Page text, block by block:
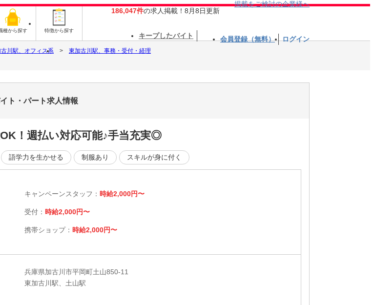
種から探す 特徴から探す
186,047件の求人掲載！8月8日更新
掲載をご検討の企業様へ
キープしたバイト 会員登録（無料） ログイン
川駅、オフィス系
東加古川駅、事務・受付・経理
ト・パート求人情報
！週払い対応可能♪手当充実◎
語学力を生かせる 制服あり スキルが身に付く
キャンペーンスタッフ： 時給2,000円〜
受付： 時給2,000円〜
携帯ショップ： 時給2,000円〜
兵庫県加古川市平岡町土山850-11
東加古川駅、土山駅